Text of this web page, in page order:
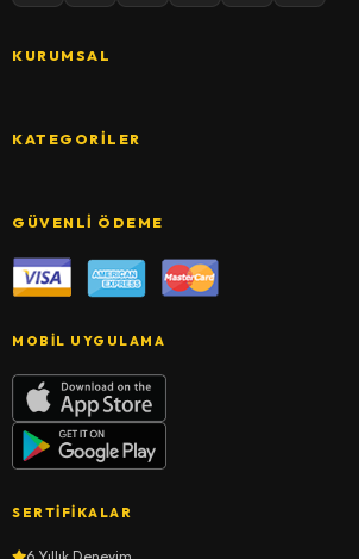
KURUMSAL
KATEGORILER
GÜVENLI ÖDEME
MOBIL UYGULAMA
SERTIFIKALAR